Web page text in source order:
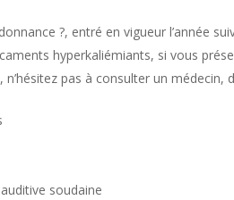
?, entré en vigueur l’année
hyperkaliémiants, si vous
pas à consulter un médecin,
soudaine